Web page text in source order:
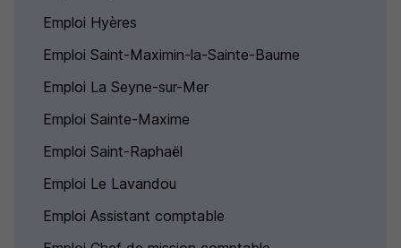
Emploi Hyères
Emploi Saint-Maximin-la-Sainte-Baume
Emploi La Seyne-sur-Mer
Emploi Sainte-Maxime
Emploi Saint-Raphaël
Emploi Le Lavandou
Emploi Assistant comptable